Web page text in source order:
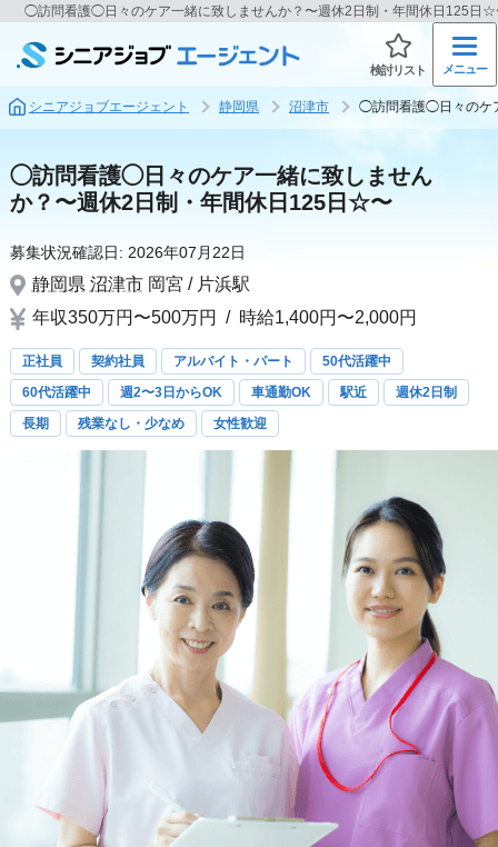
◯訪問看護◯日々のケア一緒に致しませんか？〜週休2日制・年間休日125日☆
検討リスト メニュー
シニアジョブエージェント 静岡県 沼津市 ◯訪問看護◯日々のケ
◯訪問看護◯日々のケア一緒に致しません
か？〜週休2日制・年間休日125日☆〜
募集状況確認日: 2026年07月22日
静岡県 沼津市 岡宮 / 片浜駅
年収350万円〜500万円
/ 時給1,400円〜2,000円
正社員 契約社員 アルバイト・パート
50代活躍中
60代活躍中
週2〜3日からOK 車通勤OK 駅近
週休2日制
長期
残業なし・少なめ 女性歓迎